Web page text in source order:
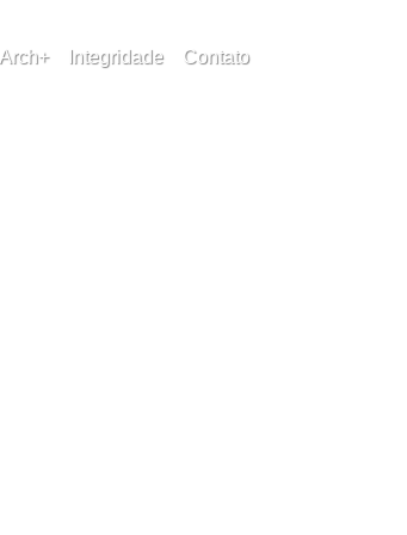
Arch+ Integridade Contato